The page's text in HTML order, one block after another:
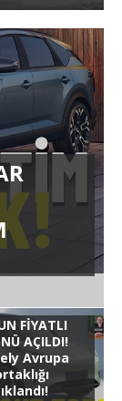
FİYATLI
AÇILDI!
Avrupa